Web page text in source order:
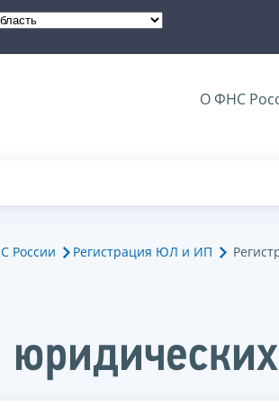
О ФНС
России Регистрация ЮЛ и ИП